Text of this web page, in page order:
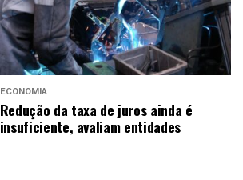
ECONOMIA
Redução da taxa de juros ainda é
insuficiente, avaliam entidades